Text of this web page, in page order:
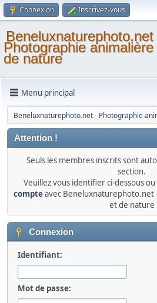
Connexion Inscrivez-vous
Beneluxnaturephoto.net
Photographie animalière
de nature
Menu principal
Beneluxnaturephoto.net - Photographie
Attention !
Seuls les membres inscrits sont
section.
Veuillez vous identifier ci-dessous ou
compteavec Beneluxnaturephoto.net
et de nature
Connexion
Identifiant:
Mot de passe: